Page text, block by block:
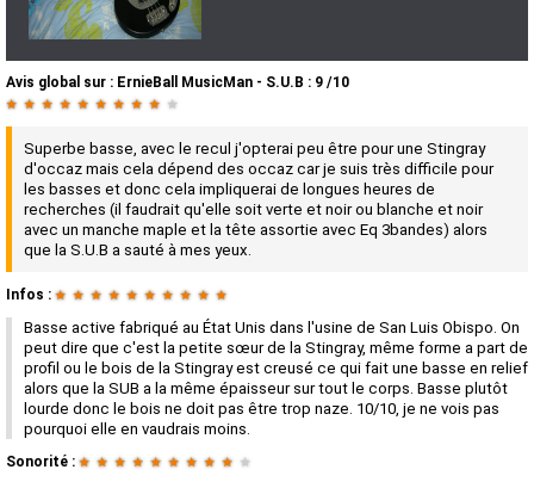
Avis global sur : ErnieBall MusicMan - S.U.B : 9 /10
★ ★ ★ ★ ★ ★ ★ ★ ★ ★
Superbe basse, avec le recul j'opterai peu être pour une Stingray
d'occaz mais cela dépend des occaz car je suis très difficile pour
les basses et donc cela impliquerai de longues heures de
recherches (il faudrait qu'elle soit verte et noir ou blanche et noir
avec un manche maple et la tête assortie avec Eq 3bandes) alors
que la S.U.B a sauté à mes yeux.
Infos : ★ ★ ★ ★ ★ ★ ★ ★ ★ ★
Basse active fabriqué au État Unis dans l'usine de San Luis Obispo. On
peut dire que c'est la petite sœur de la Stingray, même forme a part de
profil ou le bois de la Stingray est creusé ce qui fait une basse en relief
alors que la SUB a la même épaisseur sur tout le corps. Basse plutôt
lourde donc le bois ne doit pas être trop naze. 10/10, je ne vois pas
pourquoi elle en vaudrais moins.
Sonorité : ★ ★ ★ ★ ★ ★ ★ ★ ★ ★